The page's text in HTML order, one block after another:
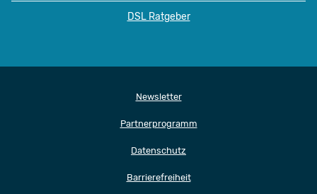
DSL Ratgeber
Newsletter
Partnerprogramm
Datenschutz
Barrierefreiheit